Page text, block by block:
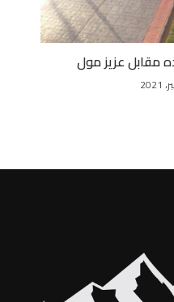
مقابل عزيز مول